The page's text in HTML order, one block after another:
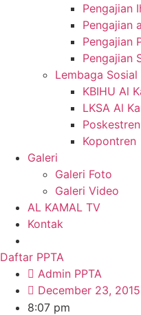
Pengajian
Pengajian
Pengajian
Pengajian
Lembaga
KBIHU Al
LKSA Al
Poskestren
Kopontren
Galeri
Galeri Foto
Galeri Video
AL KAMAL TV
Kontak
Daftar PPTA
Admin PPTA
December 23, 2015
8:07 pm